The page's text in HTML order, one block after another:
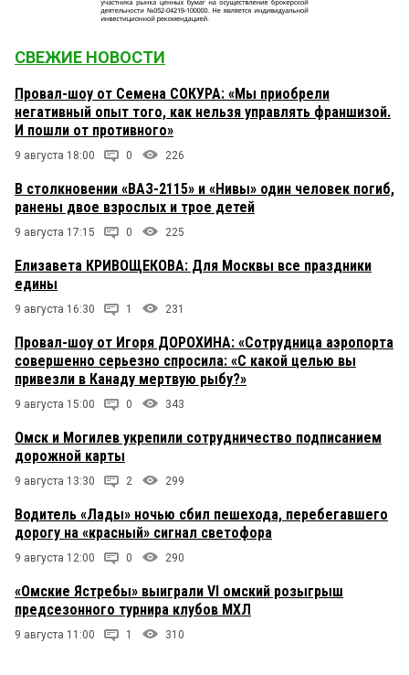
СВЕЖИЕ НОВОСТИ
Провал-шоу от Семена СОКУРА: «Мы приобрели
негативный опыт того, как нельзя управлять франшизой.
И пошли от противного»
9 августа 18:00 0 226
В столкновении «ВАЗ-2115» и «Нивы» один человек погиб,
ранены двое взрослых и трое детей
9 августа 17:15 0 225
Елизавета КРИВОЩЕКОВА: Для Москвы все праздники
едины
9 августа 16:30 1 231
Провал-шоу от Игоря ДОРОХИНА: «Сотрудница аэропорта
совершенно серьезно спросила: «С какой целью вы
привезли в Канаду мертвую рыбу?»
9 августа 15:00 0 343
Омск и Могилев укрепили сотрудничество подписанием
дорожной карты
9 августа 13:30 2 299
Водитель «Лады» ночью сбил пешехода, перебегавшего
дорогу на «красный» сигнал светофора
9 августа 12:00 0 290
«Омские Ястребы» выиграли VI омский розыгрыш
предсезонного турнира клубов МХЛ
9 августа 11:00 1 310